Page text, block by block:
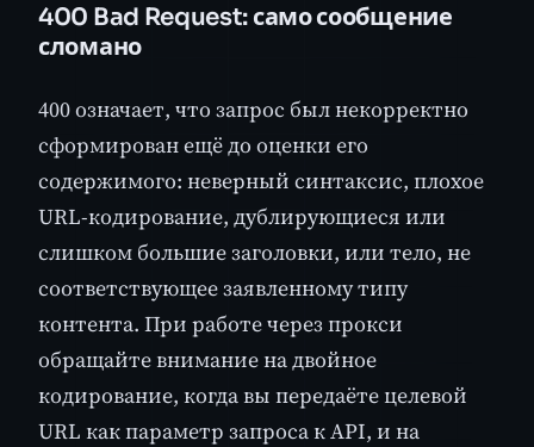
400 Bad Request: само сообщение
сломано
400 означает, что запрос был некорректно
сформирован ещё до оценки его
содержимого: неверный синтаксис, плохое
URL-кодирование, дублирующиеся или
слишком большие заголовки, или тело, не
соответствующее заявленному типу
контента. При работе через прокси
обращайте внимание на двойное
кодирование, когда вы передаёте целевой
URL как параметр запроса к API, и на